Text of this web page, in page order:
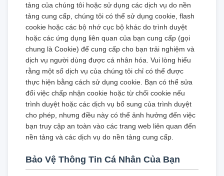
tảng của chúng tôi hoặc sử dụng các dịch vụ do nền
tảng cung cấp, chúng tôi có thể sử dụng cookie, flash
cookie hoặc các bộ nhớ cục bộ khác do trình duyệt
hoặc các ứng dụng liên quan của bạn cung cấp (gọi
chung là Cookie) để cung cấp cho bạn trải nghiệm và
dịch vụ người dùng được cá nhân hóa. Vui lòng hiểu
rằng một số dịch vụ của chúng tôi chỉ có thể được
thực hiện bằng cách sử dụng cookie. Bạn có thể sửa
đổi việc chấp nhận cookie hoặc từ chối cookie nếu
trình duyệt hoặc các dịch vụ bổ sung của trình duyệt
cho phép, nhưng điều này có thể ảnh hưởng đến việc
bạn truy cập an toàn vào các trang web liên quan đến
nền tảng và các dịch vụ do nền tảng cung cấp.
Bảo Vệ Thông Tin Cá Nhân Của Bạn